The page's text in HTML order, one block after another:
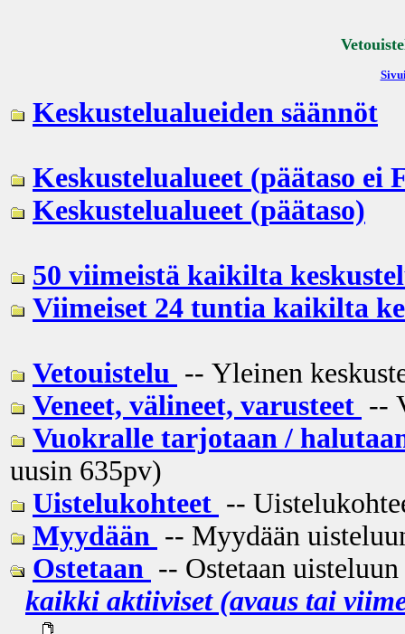
Keskustelualueiden säännöt
Keskustelualueet (päätaso ei
Keskustelualueet (päätaso)
50 viimeistä kaikilta
Viimeiset 24 tuntia kaikilta
Vetouistelu -- Yleinen
Veneet, välineet, varusteet --
Vuokralle tarjotaan /
uusin 635pv)
Uistelukohteet --
Myydään -- Myydään
Ostetaan -- Ostetaan
kaikki aktiiviset (avaus tai